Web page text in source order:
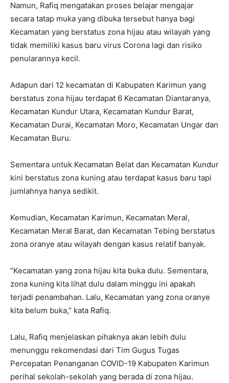
Namun, Rafiq mengatakan proses belajar mengajar
secara tatap muka yang dibuka tersebut hanya bagi
Kecamatan yang berstatus zona hijau atau wilayah yang
tidak memiliki kasus baru virus Corona lagi dan risiko
penularannya kecil.
Adapun dari 12 kecamatan di Kabupaten Karimun yang
berstatus zona hijau terdapat 6 Kecamatan Diantaranya,
Kecamatan Kundur Utara, Kecamatan Kundur Barat,
Kecamatan Durai, Kecamatan Moro, Kecamatan Ungar dan
Kecamatan Buru.
Sementara untuk Kecamatan Belat dan Kecamatan Kundur
kini berstatus zona kuning atau terdapat kasus baru tapi
jumlahnya hanya sedikit.
Kemudian, Kecamatan Karimun, Kecamatan Meral,
Kecamatan Meral Barat, dan Kecamatan Tebing berstatus
zona oranye atau wilayah dengan kasus relatif banyak.
“Kecamatan yang zona hijau kita buka dulu. Sementara,
zona kuning kita lihat dulu dalam minggu ini apakah
terjadi penambahan. Lalu, Kecamatan yang zona oranye
kita belum buka,” kata Rafiq.
Lalu, Rafiq menjelaskan pihaknya akan lebih dulu
menunggu rekomendasi dari Tim Gugus Tugas
Percepatan Penanganan COVID-19 Kabupaten Karimun
perihal sekolah-sekolah yang berada di zona hijau.